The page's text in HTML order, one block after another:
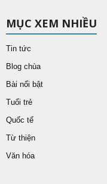
MỤC XEM NHIỀU
Tin tức
Blog chùa
Bài nổi bật
Tuổi trẻ
Quốc tế
Từ thiện
Văn hóa